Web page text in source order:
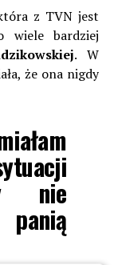
z TVN jest
wiele bardziej
. W
że ona nigdy
nie